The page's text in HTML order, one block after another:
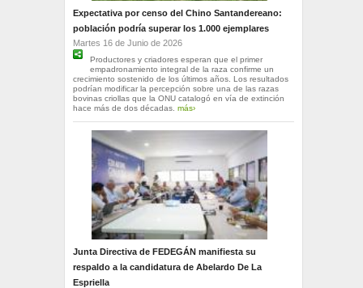
Expectativa por censo del Chino Santandereano:
población podría superar los 1.000 ejemplares
Martes 16 de Junio de 2026
Productores y criadores esperan que el primer
empadronamiento integral de la raza confirme un
crecimiento sostenido de los últimos años. Los resultados
podrían modificar la percepción sobre una de las razas
bovinas criollas que la ONU catalogó en vía de extinción
hace más de dos décadas. más›
Junta Directiva de FEDEGÁN manifiesta su
respaldo a la candidatura de Abelardo De La
Espriella